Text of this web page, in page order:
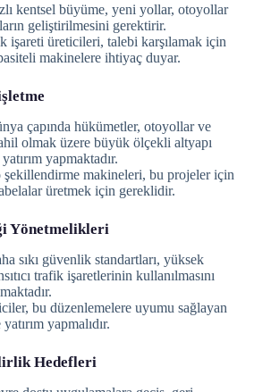
kentsel büyüme, yeni yollar, otoyollar
geliştirilmesini gerektirir.
işareti üreticileri, talebi karşılamak için
makinelere ihtiyaç duyar.
çapında hükümetler, otoyollar ve
olmak üzere büyük ölçekli altyapı
yapmaktadır.
şekillendirme makineleri, bu projeler için
üretmek için gereklidir.
Yönetmelikleri
sıkı güvenlik standartları, yüksek
trafik işaretlerinin kullanılmasını
bu düzenlemelere uyumu sağlayan
yapmalıdır.
Hedefleri